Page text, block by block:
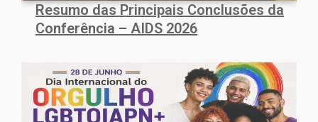
Resumo das Principais Conclusões da
Conferência – AIDS 2026